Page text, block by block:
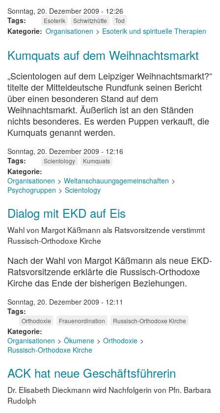
Sonntag, 20. Dezember 2009 - 12:26
Tags
Esoterik Schwitzhütte Tod
Kategorie Organisationen Esoterik und spirituelle Therapien
Kumquats auf dem Weihnachtsmarkt
„Scientologen auf dem Leipziger Weihnachtsmarkt?“
titelte der Mitteldeutsche Rundfunk seinen Bericht
über einen besonderen Stand auf dem
Weihnachtsmarkt. Äußerlich ist an den Ständen
nichts besonderes. Es werden Puppen verkauft, die
Kumquats genannt werden.
Sonntag, 20. Dezember 2009 - 12:16
Tags
Scientology Kumquats
Kategorie
Organisationen
Weltanschauungsgemeinschaften
Psychogruppen
Scientology
Dialog mit EKD auf Eis
Wahl von Margot Käßmann als Ratsvorsitzende verstimmt
Russisch-Orthodoxe Kirche
Nach der Wahl von Margot Käßmann als neue EKD-
Ratsvorsitzende erklärte die Russisch-Orthodoxe
Kirche das Ende der bisherigen Beziehungen.
Sonntag, 20. Dezember 2009 - 12:11
Tags
Orthodoxie Frauenordination Russisch-Orthodoxe Kirche
Kategorie
Organisationen
Ökumene
Orthodoxie
Russisch-Orthodoxe Kirche
ACK hat neue Geschäftsführerin
Dr. Elisabeth Dieckmann wird Nachfolgerin von Pfn. Barbara
Rudolph